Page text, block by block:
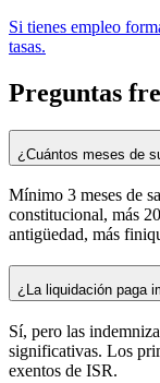
Si tienes empleo
tasas.
Preguntas
¿Cuántos meses de
Mínimo 3 meses de
constitucional, más
antigüedad, más
¿La liquidación paga
Sí, pero las
significativas. Los
exentos de ISR.